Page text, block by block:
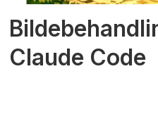
Claude Code